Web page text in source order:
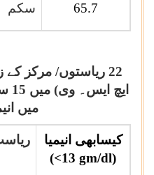
سکم 65.7
22 ریاستوں/ مرکز
میں
کیسابھی انیمیا
(<13 gm/dl)